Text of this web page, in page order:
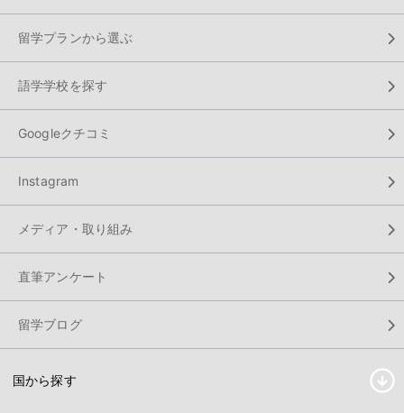
留学プランから選ぶ
語学学校を探す
Googleクチコミ
Instagram
メディア・取り組み
直筆アンケート
留学ブログ
国から探す